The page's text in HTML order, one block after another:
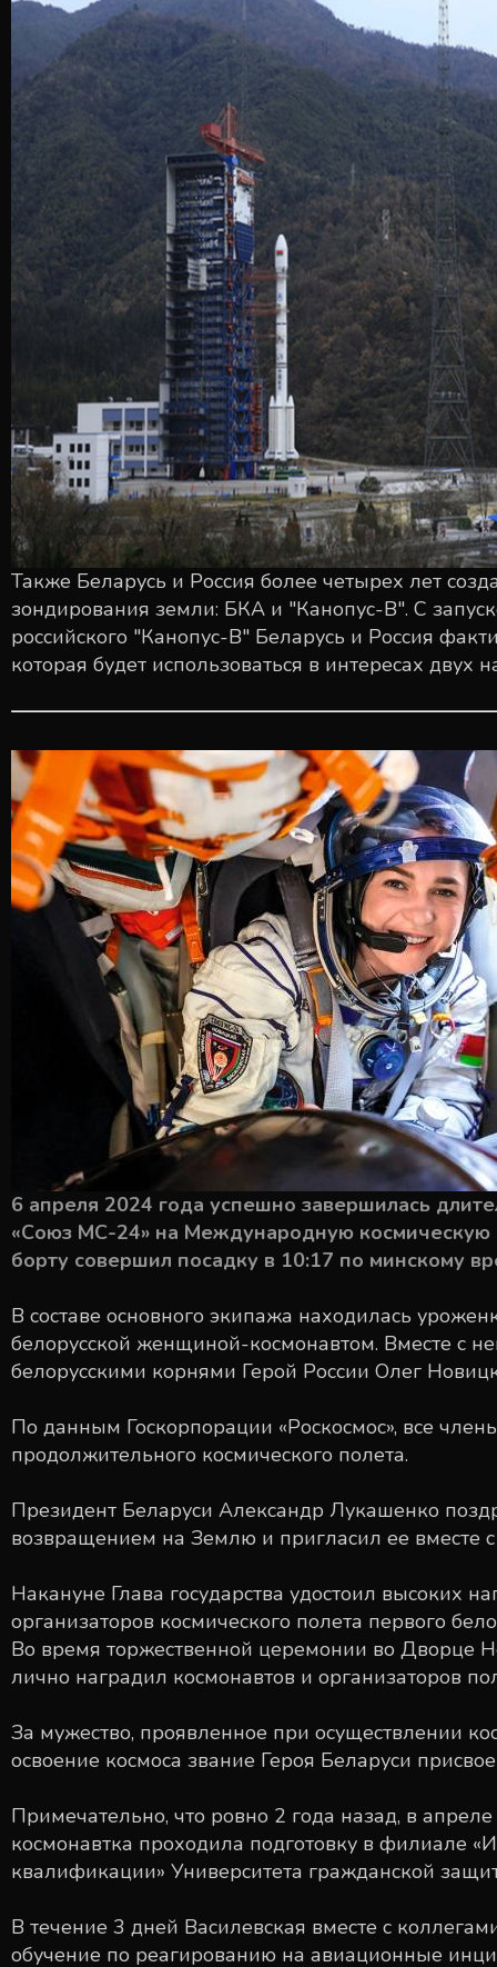
Также Беларусь и Россия более четырех лет
зондирования земли: БКА и "Канопус-В". С
российского "Канопус-В" Беларусь и Россия
которая будет использоваться в интересах двух
6 апреля 2024 года успешно завершилась
«Союз МС-24» на Международную космическую
борту совершил посадку в 10:17 по минскому
В составе основного экипажа находилась
белорусской женщиной-космонавтом. Вместе с
белорусскими корнями Герой России Олег
По данным Госкорпорации «Роскосмос», все
продолжительного космического полета.
Президент Беларуси Александр Лукашенко
возвращением на Землю и пригласил ее вместе
Накануне Глава государства удостоил высоких
организаторов космического полета первого
Во время торжественной церемонии во Дворце
лично наградил космонавтов и организаторов
За мужество, проявленное при осуществлении
освоение космоса звание Героя Беларуси
Примечательно, что ровно 2 года назад, в
космонавтка проходила подготовку в филиале
квалификации» Университета гражданской
В течение 3 дней Василевская вместе с
обучение по реагированию на авиационные